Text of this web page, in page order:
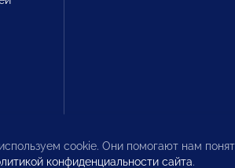
cookie. Они помогают нам
конфиденциальности сайта.